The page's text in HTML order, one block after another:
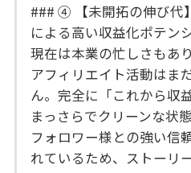
### ④ 【未開拓の伸び代
による高い収益化ポテン
現在は本業の忙しさもあ
アフィリエイト活動はま
ん。完全に「これから収
まっさらでクリーンな状態
フォロワー様との強い信
れているため、ストーリ